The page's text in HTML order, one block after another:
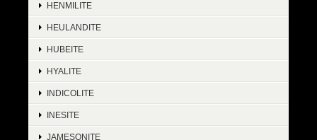
HENMILITE
HEULANDITE
HUBEITE
HYALITE
INDICOLITE
INESITE
JAMESONITE